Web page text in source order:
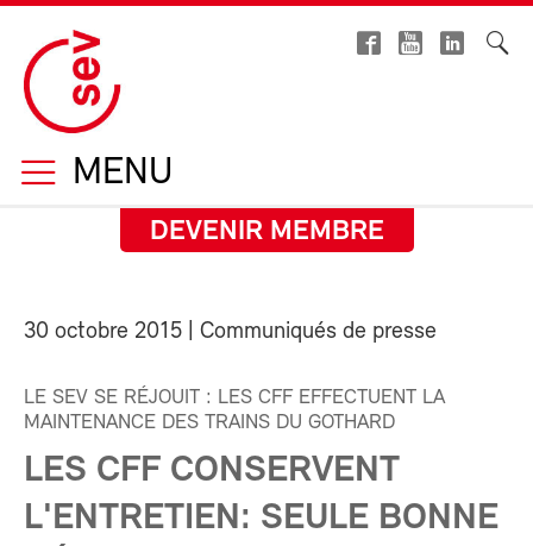
MENU
DEVENIR MEMBRE
30 octobre 2015 | Communiqués de presse
LE SEV SE RÉJOUIT : LES CFF EFFECTUENT LA
MAINTENANCE DES TRAINS DU GOTHARD
LES CFF CONSERVENT
L'ENTRETIEN: SEULE BONNE